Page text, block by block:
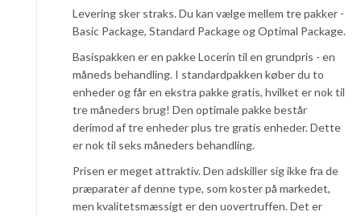
Levering sker straks. Du kan vælge mellem tre pakker -
Basic Package, Standard Package og Optimal Package.
Basispakken er en pakke Locerin til en grundpris - en
måneds behandling. I standardpakken køber du to
enheder og får en ekstra pakke gratis, hvilket er nok til
tre måneders brug! Den optimale pakke består
derimod af tre enheder plus tre gratis enheder. Dette
er nok til seks måneders behandling.
Prisen er meget attraktiv. Den adskiller sig ikke fra de
præparater af denne type, som koster på markedet,
men kvalitetsmæssigt er den uovertruffen. Det er